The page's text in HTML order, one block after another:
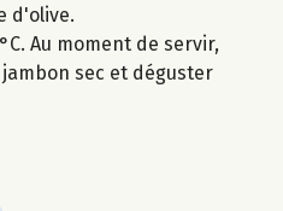
d'olive.
Au moment de servir,
sec et déguster